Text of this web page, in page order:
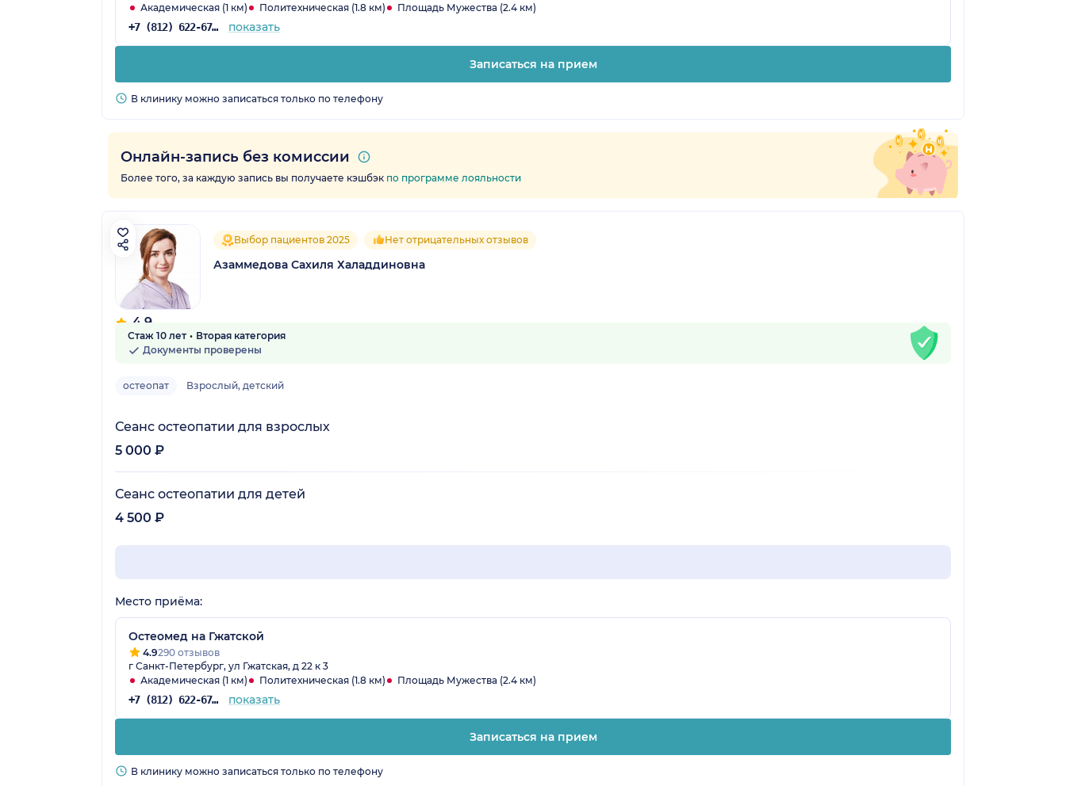
Академическая (1 км)
Политехническая (1.8 км) Площадь Мужества (2.4 км)
+7 (812) 622-67-84 показать
Записаться на прием
В клинику можно записаться только по телефону
Онлайн-запись без комиссии
Более того, за каждую запись вы получаете кэшбэк по программе лояльности
4.9
31 отзыв
Выбор пациентов 2025 Нет отрицательных отзывов
Азаммедова Сахиля Халаддиновна
Стаж 10 лет
Вторая категория
Документы проверены
остеопат Взрослый, детский
Сеанс остеопатии для взрослых
5 000 ₽
Сеанс остеопатии для детей
4 500 ₽
Место приёма:
Остеомед на Гжатской
4.9290 отзывов
г Санкт-Петербург, ул Гжатская, д 22 к 3
Академическая (1 км)
Политехническая (1.8 км) Площадь Мужества (2.4 км)
+7 (812) 622-67-84 показать
Записаться на прием
В клинику можно записаться только по телефону